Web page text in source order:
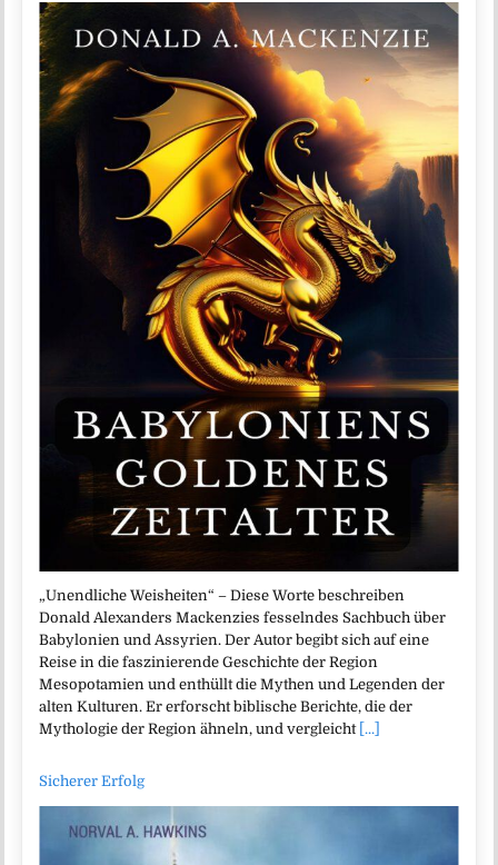
„Unendliche Weisheiten“ – Diese Worte beschreiben
Donald Alexanders Mackenzies fesselndes Sachbuch über
Babylonien und Assyrien. Der Autor begibt sich auf eine
Reise in die faszinierende Geschichte der Region
Mesopotamien und enthüllt die Mythen und Legenden der
alten Kulturen. Er erforscht biblische Berichte, die der
Mythologie der Region ähneln, und vergleicht [...]
Sicherer Erfolg